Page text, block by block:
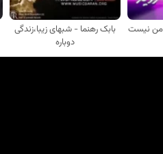
من نیست
بابک رهنما - شبهای زیبا،زندگی
دوباره